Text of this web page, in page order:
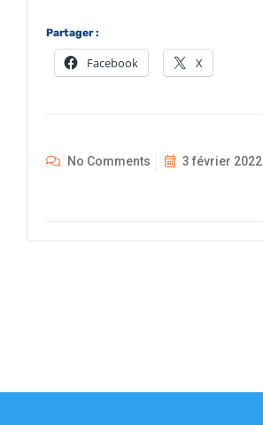
Partager :
Facebook X
No Comments 3 février 2022